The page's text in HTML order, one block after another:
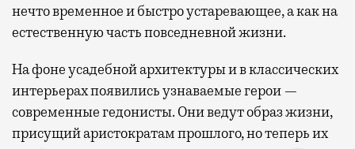
нечто временное и быстро устаревающее, а как на
естественную часть повседневной жизни.
На фоне усадебной архитектуры и в классических
интерьерах появились узнаваемые герои —
современные гедонисты. Они ведут образ жизни,
присущий аристократам прошлого, но теперь их